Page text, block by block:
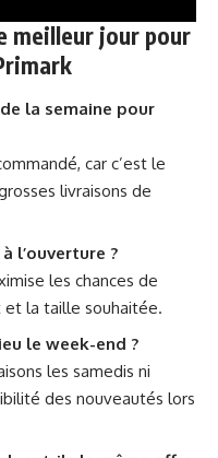
meilleur jour pour
la semaine pour
car c’est le
livraisons de
l’ouverture ?
les chances de
la taille souhaitée.
le week-end ?
les samedis ni
des nouveautés lors